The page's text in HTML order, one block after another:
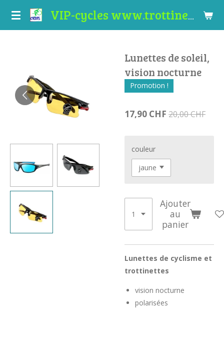
Passer
VIP-cycles www.trottinettes-valais.ch
Lunettes de soleil,
vision nocturne
Promotion !
17,90 CHF 20,00 CHF
couleur
Ajouter
au
panier
Lunettes de cyclisme et
trottinettes
vision nocturne
polarisées